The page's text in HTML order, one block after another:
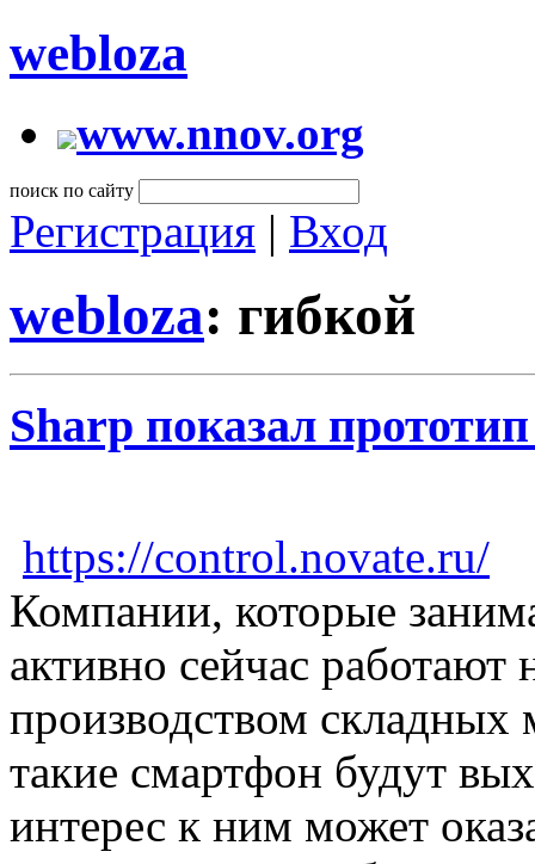
webloza
www.nnov.org
поиск по сайту
Регистрация | Вход
webloza: гибкой
Sharp показал
https://control.novate.ru/
Компании, которые
активно сейчас работают
производством
такие смартфон будут
интерес к ним может